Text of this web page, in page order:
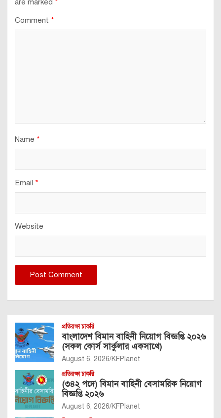
Comment *
Name *
Email *
Website
প্রতিরক্ষা চাকরি
বাংলাদেশ বিমান বাহিনী নিয়োগ বিজ্ঞপ্তি ২০২৬
(সকল কোর্স সার্কুলার একসাথে)
August 6, 2026 KFPlanet
প্রতিরক্ষা চাকরি
(৩৪২ পদে) বিমান বাহিনী বেসামরিক নিয়োগ
বিজ্ঞপ্তি ২০২৬
August 6, 2026 KFPlanet